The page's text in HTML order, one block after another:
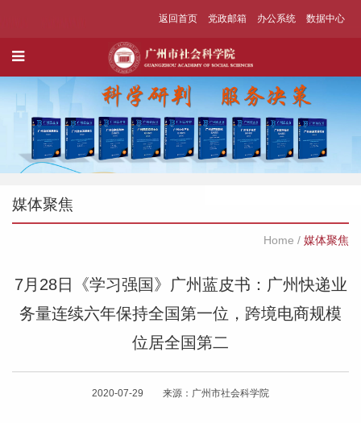
返回首页 党政邮箱 办公系统 数据中心
媒体聚焦
Home / 媒体聚焦
7月28日《学习强国》广州蓝皮书：广州快递业
务量连续六年保持全国第一位，跨境电商规模
位居全国第二
2020-07-29 来源：广州市社会科学院